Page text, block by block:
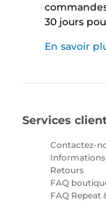
30 jours
En savoir
Services
Contactez-
Informations
Retours
FAQ
FAQ Repeat